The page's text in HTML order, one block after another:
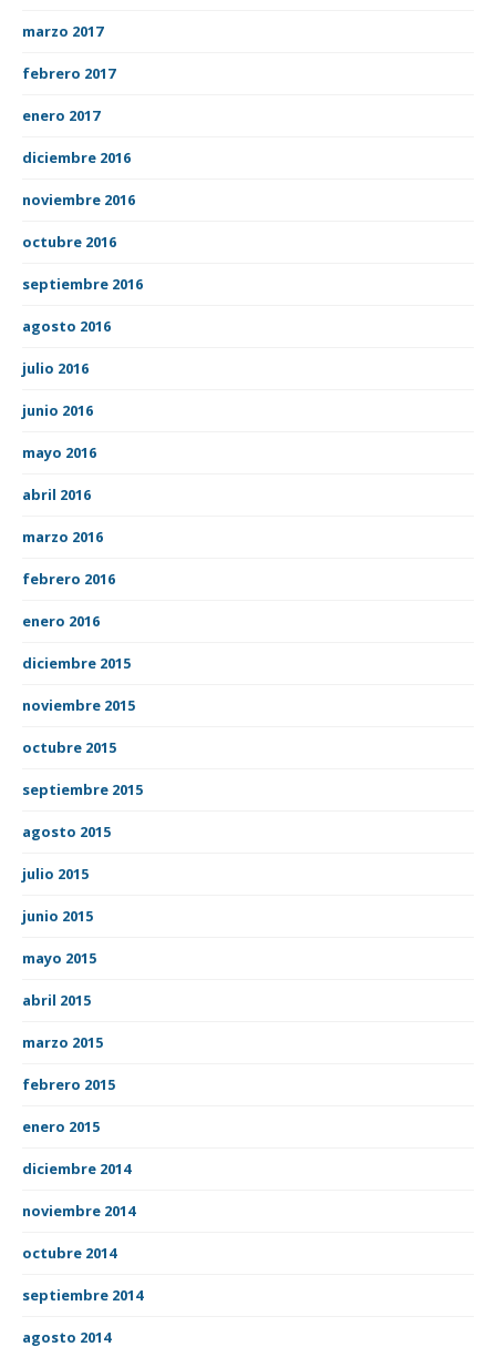
marzo 2017
febrero 2017
enero 2017
diciembre 2016
noviembre 2016
octubre 2016
septiembre 2016
agosto 2016
julio 2016
junio 2016
mayo 2016
abril 2016
marzo 2016
febrero 2016
enero 2016
diciembre 2015
noviembre 2015
octubre 2015
septiembre 2015
agosto 2015
julio 2015
junio 2015
mayo 2015
abril 2015
marzo 2015
febrero 2015
enero 2015
diciembre 2014
noviembre 2014
octubre 2014
septiembre 2014
agosto 2014